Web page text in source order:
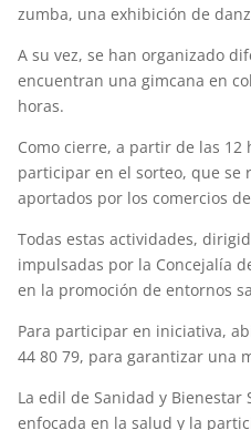
zumba, una exhibición de
A su vez, se han organizado
encuentran una gimcana en
horas.
Como cierre, a partir de las 12
participar en el sorteo, que se
aportados por los comercios
Todas estas actividades,
impulsadas por la Concejalía
en la promoción de entornos
Para participar en iniciativa,
44 80 79, para garantizar una
La edil de Sanidad y
enfocada en la salud y la